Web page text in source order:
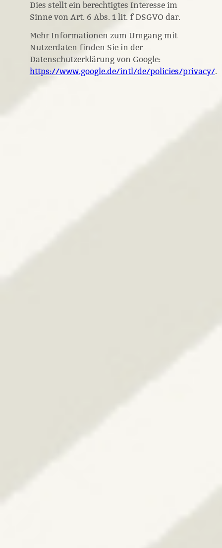
Dies stellt ein berechtigtes Interesse im
Sinne von Art. 6 Abs. 1 lit. f DSGVO dar.
Mehr Informationen zum Umgang mit
Nutzerdaten finden Sie in der
Datenschutzerklärung von Google:
https://www.google.de/intl/de/policies/privacy/.